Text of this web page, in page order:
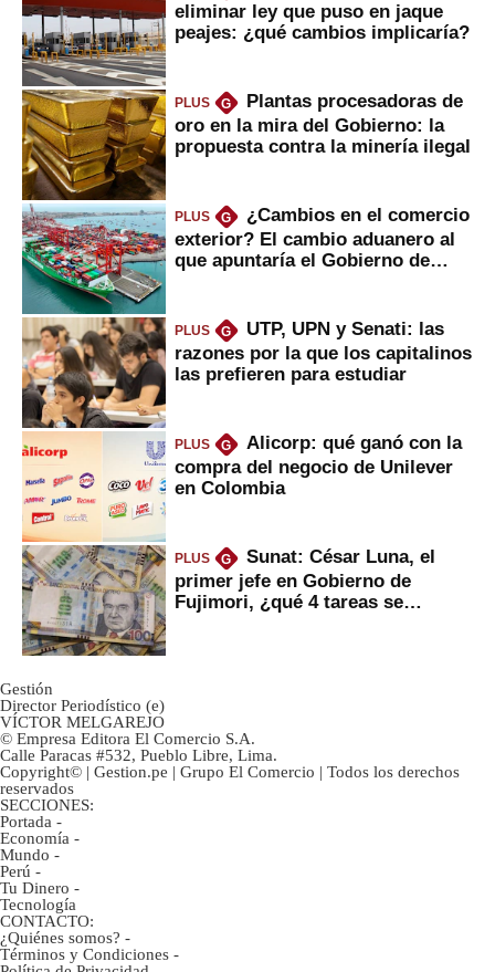
eliminar ley que puso en jaque
peajes: ¿qué cambios implicaría?
PLUS G
Plantas procesadoras de
oro en la mira del Gobierno: la
propuesta contra la minería ilegal
PLUS G
¿Cambios en el comercio
exterior? El cambio aduanero al
que apuntaría el Gobierno de
PLUS G
UTP, UPN y Senati: las
razones por la que los capitalinos
las prefieren para estudiar
PLUS G
Alicorp: qué ganó con la
compra del negocio de Unilever
en Colombia
PLUS G
Sunat: César Luna, el
primer jefe en Gobierno de
Fujimori, ¿qué 4 tareas se
Gestión
Director Periodístico (e)
VÍCTOR MELGAREJO
© Empresa Editora El Comercio S.A.
Calle Paracas #532, Pueblo Libre, Lima.
Copyright© | Gestion.pe | Grupo El Comercio | Todos los derechos
reservados
SECCIONES:
Portada -
Economía -
Mundo -
Perú -
Tu Dinero -
Tecnología
CONTACTO:
¿Quiénes somos? -
Términos y Condiciones -